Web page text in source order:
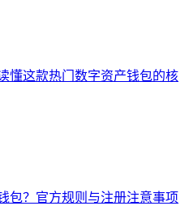
懂这款热门数字资产钱包的核
包？官方规则与注册注意事项